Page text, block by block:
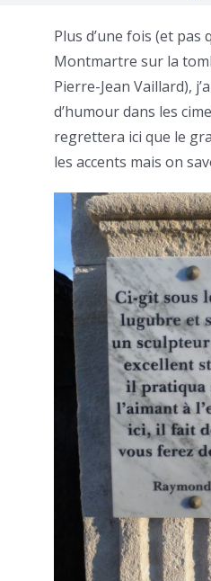
Plus d’une fois (et pas
Montmartre sur la
Pierre-Jean Vaillard),
d’humour dans les
regrettera ici que le
les accents mais on